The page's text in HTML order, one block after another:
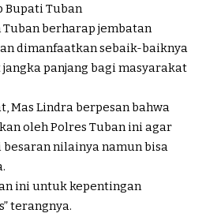
Bupati Tuban
berharap jembatan
dimanfaatkan sebaik-baiknya
panjang bagi masyarakat
Mas Lindra berpesan bahwa
oleh Polres Tuban ini agar
nilainya namun bisa
ini untuk kepentingan
terangnya.